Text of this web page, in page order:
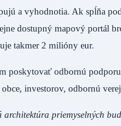
a vyhodnotia. Ak spĺňa
dostupný mapový portál
takmer 2 milióny eur.
poskytovať odbornú
investorov, odbornú
priemyselných